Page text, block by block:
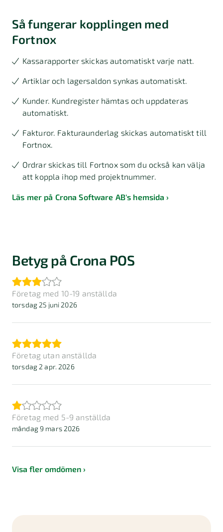
Så fungerar kopplingen med
Fortnox
Kassarapporter skickas automatiskt varje natt.
Artiklar och lagersaldon synkas automatiskt.
Kunder. Kundregister hämtas och uppdateras
automatiskt.
Fakturor. Fakturaunderlag skickas automatiskt till
Fortnox.
Ordrar skickas till Fortnox som du också kan välja
att koppla ihop med projektnummer.
Läs mer på Crona Software AB's hemsida
Betyg på Crona POS
Företag med 10-19 anställda
torsdag 25 juni 2026
Företag utan anställda
torsdag 2 apr. 2026
Företag med 5-9 anställda
måndag 9 mars 2026
Visa fler omdömen